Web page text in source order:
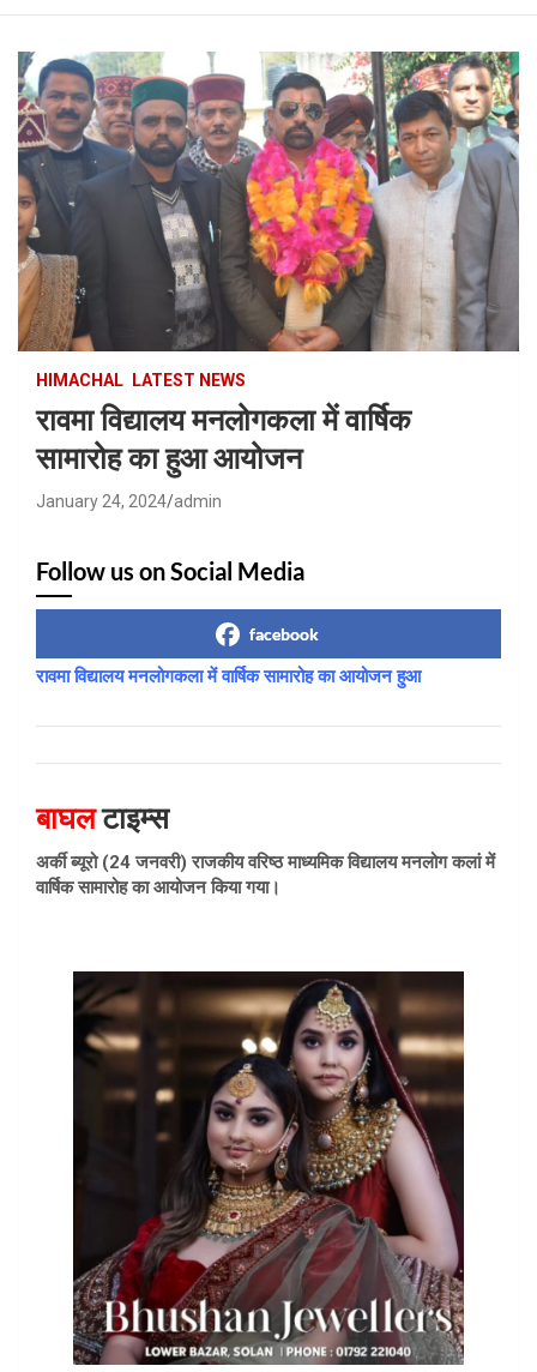
HIMACHAL LATEST NEWS
रावमा विद्यालय मनलोगकला में वार्षिक
सामारोह का हुआ आयोजन
January 24, 2024 admin
Follow us on Social Media
facebook
रावमा विद्यालय मनलोगकला में वार्षिक सामारोह का आयोजन हुआ
बाघलटाइम्स
अर्की ब्यूरो (24 जनवरी) राजकीय वरिष्ठ माध्यमिक विद्यालय मनलोग कलां में
वार्षिक सामारोह का आयोजन किया गया।